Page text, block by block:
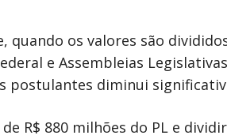
quando os valores são
e Assembleias
postulantes diminui
de R$ 880 milhões do PL e